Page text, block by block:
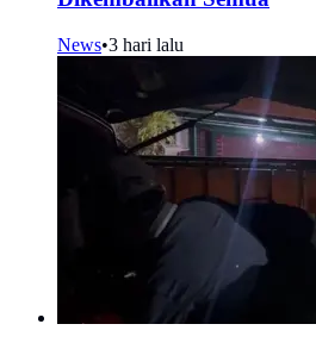
News•3 hari lalu